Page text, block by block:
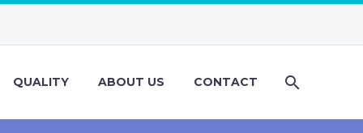
QUALITY ABOUT US CONTACT